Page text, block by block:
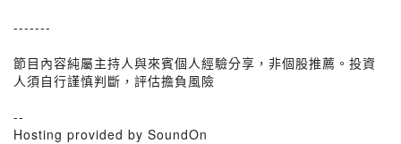
-------
節目內容純屬主持人與來賓個人經驗分享，非個股推薦。投資
人須自行謹慎判斷，評估擔負風險
--
Hosting provided by SoundOn